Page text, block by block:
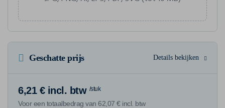
Geschatte prijs Details bekijken
6,21 € incl. btw /stuk
Voor een totaalbedrag van 62,07 € incl. btw